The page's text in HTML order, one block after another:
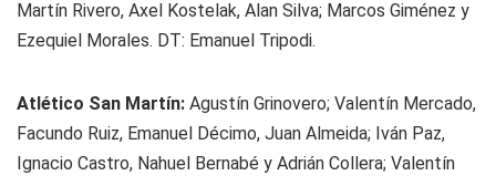
Martín Rivero, Axel Kostelak, Alan Silva; Marcos Giménez y
Ezequiel Morales. DT: Emanuel Tripodi.
Atlético San Martín: Agustín Grinovero; Valentín Mercado,
Facundo Ruiz, Emanuel Décimo, Juan Almeida; Iván Paz,
Ignacio Castro, Nahuel Bernabé y Adrián Collera; Valentín